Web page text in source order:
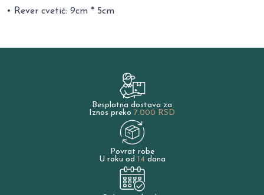
• Rever cvetić: 9cm * 5cm
Besplatna dostava za
Iznos preko 7.000 RSD
Povrat robe
U roku od 14dana